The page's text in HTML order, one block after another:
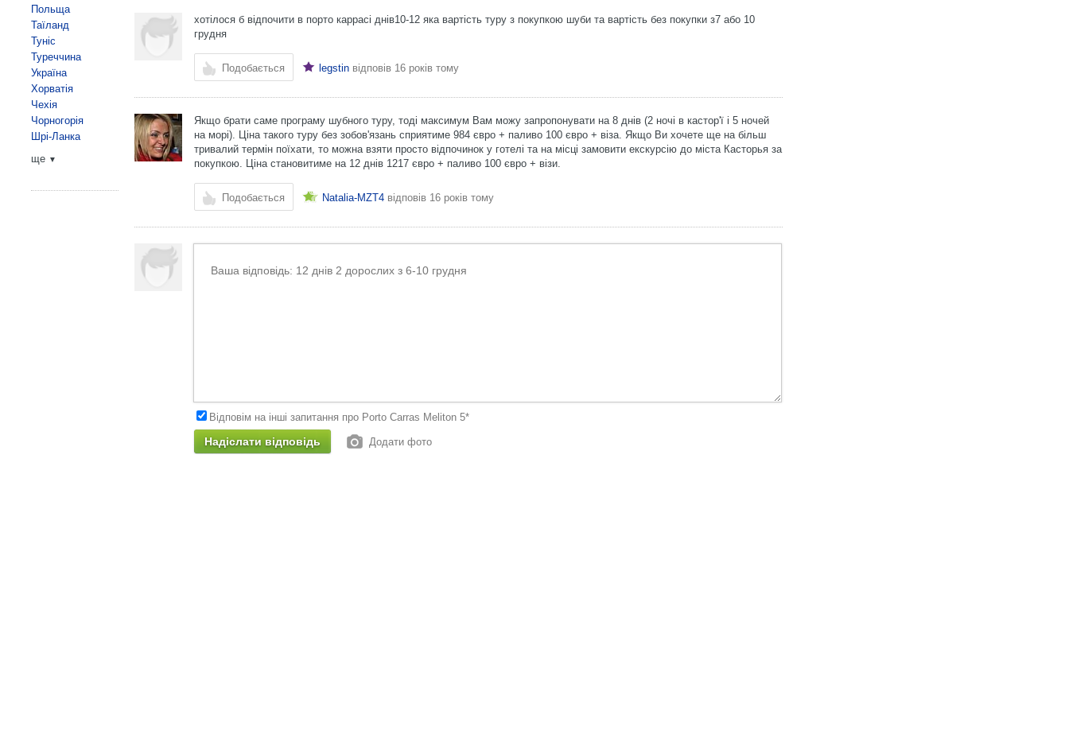
хотілося б відпочити в порто каррасі днів10-12 яка вартість туру з покупкою шуби та вартість без покупки з7 або 10
грудня
Подобається legstinвідповів 16 років тому
Якщо брати саме програму шубного туру, тоді максимум Вам можу запропонувати на 8 днів (2 ночі в кастор'ї і 5 ночей
на морі). Ціна такого туру без зобов'язань сприятиме 984 євро + паливо 100 євро + віза. Якщо Ви хочете ще на більш
тривалий термін поїхати, то можна взяти просто відпочинок у готелі та на місці замовити екскурсію до міста Касторья за
покупкою. Ціна становитиме на 12 днів 1217 євро + паливо 100 євро + візи.
Подобається Natalia-MZT4відповів 16 років тому
Відповім на інші запитання про Porto Carras Meliton 5*
Додати фото
Польща
Таїланд
Туніс
Туреччина
Україна
Хорватія
Чехія
Чорногорія
Шрі-Ланка
ще ▼